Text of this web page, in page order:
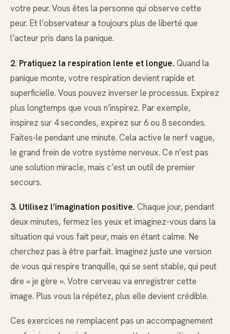
votre peur. Vous êtes la personne qui observe cette
peur. Et l’observateur a toujours plus de liberté que
l’acteur pris dans la panique.
2. Pratiquez la respiration lente et longue. Quand la
panique monte, votre respiration devient rapide et
superficielle. Vous pouvez inverser le processus. Expirez
plus longtemps que vous n’inspirez. Par exemple,
inspirez sur 4 secondes, expirez sur 6 ou 8 secondes.
Faites-le pendant une minute. Cela active le nerf vague,
le grand frein de votre système nerveux. Ce n’est pas
une solution miracle, mais c’est un outil de premier
secours.
3. Utilisez l’imagination positive. Chaque jour, pendant
deux minutes, fermez les yeux et imaginez-vous dans la
situation qui vous fait peur, mais en étant calme. Ne
cherchez pas à être parfait. Imaginez juste une version
de vous qui respire tranquille, qui se sent stable, qui peut
dire « je gère ». Votre cerveau va enregistrer cette
image. Plus vous la répétez, plus elle devient crédible.
Ces exercices ne remplacent pas un accompagnement